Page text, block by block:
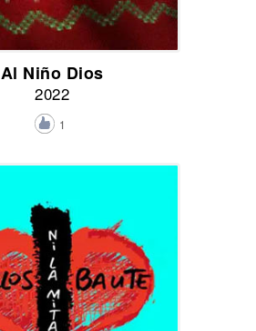
Al Niño Dios
2022
1